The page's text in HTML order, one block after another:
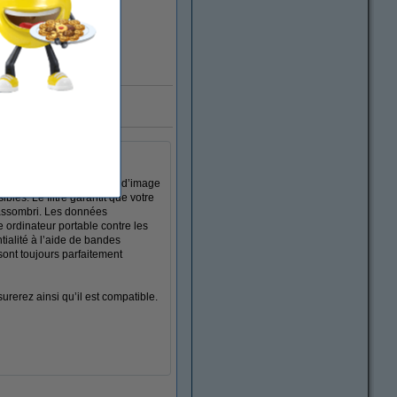
15,6 pouces (format d’image
Le filtre garantit que votre
Les données
ordinateur portable contre les
à l’aide de bandes
toujours parfaitement
ainsi qu’il est compatible.